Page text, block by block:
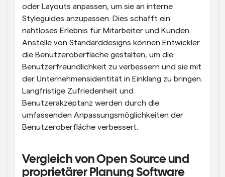
oder Layouts anpassen, um sie an interne
Styleguides anzupassen. Dies schafft ein
nahtloses Erlebnis für Mitarbeiter und Kunden.
Anstelle von Standarddesigns können Entwickler
die Benutzeroberfläche gestalten, um die
Benutzerfreundlichkeit zu verbessern und sie mit
der Unternehmensidentität in Einklang zu bringen.
Langfristige Zufriedenheit und
Benutzerakzeptanz werden durch die
umfassenden Anpassungsmöglichkeiten der
Benutzeroberfläche verbessert.
Vergleich von Open Source und
proprietärer Planung Software